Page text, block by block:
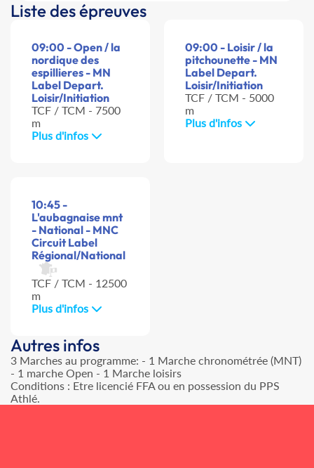
Liste des épreuves
09:00 - Open / la
nordique des
espillieres - MN
Label Depart.
Loisir/Initiation
TCF / TCM - 7500
m
Plus d'infos
09:00 - Loisir / la
pitchounette - MN
Label Depart.
Loisir/Initiation
TCF / TCM - 5000
m
Plus d'infos
10:45 -
L'aubagnaise mnt
- National - MNC
Circuit Label
Régional/National
TCF / TCM - 12500
m
Plus d'infos
Autres infos
3 Marches au programme: - 1 Marche chronométrée (MNT)
- 1 marche Open - 1 Marche loisirs
Conditions : Etre licencié FFA ou en possession du PPS
Athlé.